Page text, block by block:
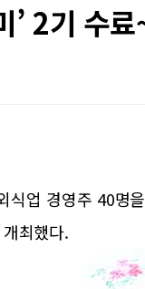
’ 2기 수
식업 경영주 40명
최했다.